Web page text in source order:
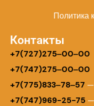
Политика
Контакты
+7(727)275‒00‒00
+7(747)275‒00‒00
+7(775)833‒78‒57 —
+7(747)969-25-75